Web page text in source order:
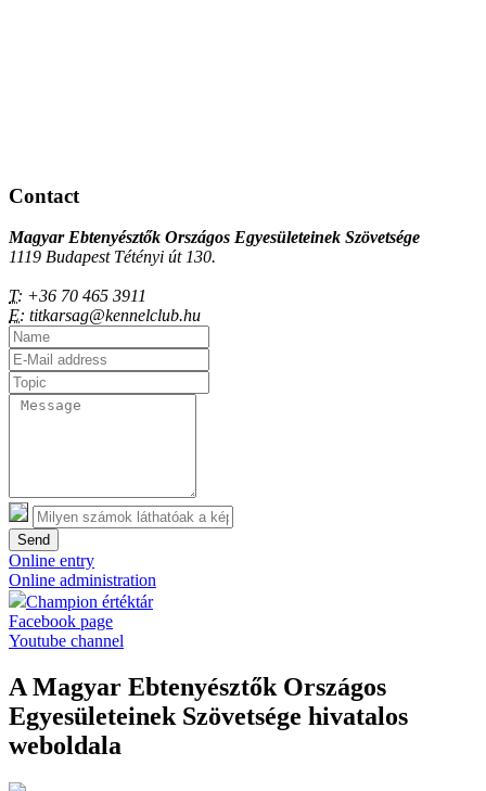
Contact
Magyar Ebtenyésztők Országos Egyesületeinek Szövetsége
1119 Budapest Tétényi út 130.
T: +36 70 465 3911
E: titkarsag@kennelclub.hu
Send
Online entry
Online administration
Champion értéktár
Facebook page
Youtube channel
A Magyar Ebtenyésztők Országos
Egyesületeinek Szövetsége hivatalos
weboldala